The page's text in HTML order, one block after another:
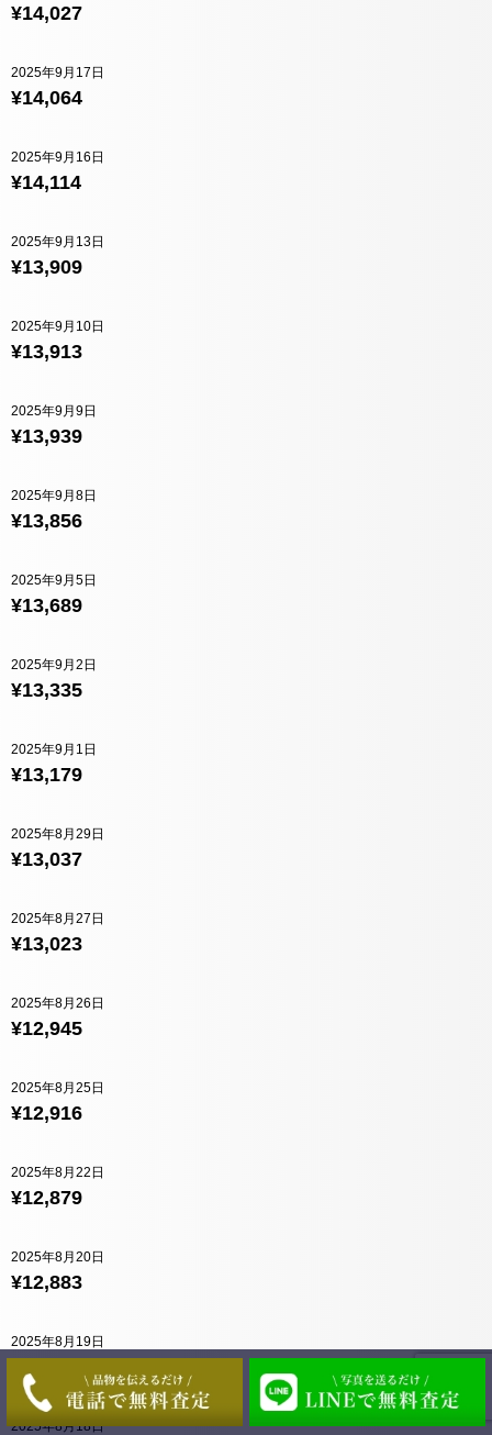
¥14,027
¥14,064
2025年9月17日
¥14,114
2025年9月16日
¥13,909
2025年9月13日
¥13,913
2025年9月10日
¥13,939
2025年9月9日
¥13,856
2025年9月8日
¥13,689
2025年9月5日
¥13,335
2025年9月2日
¥13,179
2025年9月1日
¥13,037
2025年8月29日
¥13,023
2025年8月27日
¥12,945
2025年8月26日
¥12,916
2025年8月25日
¥12,879
2025年8月22日
¥12,883
2025年8月20日
2025年8月19日
2025年8月18日